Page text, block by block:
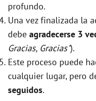
profundo.
Una vez finalizada la
debe agradecerse 3
Gracias, Gracias").
Este proceso puede
cualquier lugar, pero
seguidos.